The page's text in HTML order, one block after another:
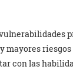
mayores
con las